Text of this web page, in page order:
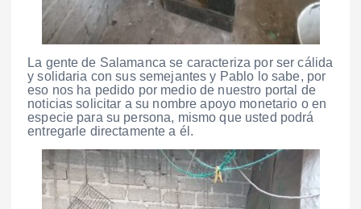
La gente de Salamanca se caracteriza por ser cálida
y solidaria con sus semejantes y Pablo lo sabe, por
eso nos ha pedido por medio de nuestro portal de
noticias solicitar a su nombre apoyo monetario o en
especie para su persona, mismo que usted podrá
entregarle directamente a él.